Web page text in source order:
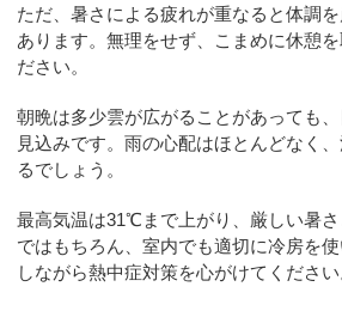
ただ、暑さによる疲れが重なると体調
あります。無理をせず、こまめに休憩
ださい。
朝晩は多少雲が広がることがあっても
見込みです。雨の心配はほとんどなく
るでしょう。
最高気温は31℃まで上がり、厳しい暑
ではもちろん、室内でも適切に冷房を
しながら熱中症対策を心がけてください